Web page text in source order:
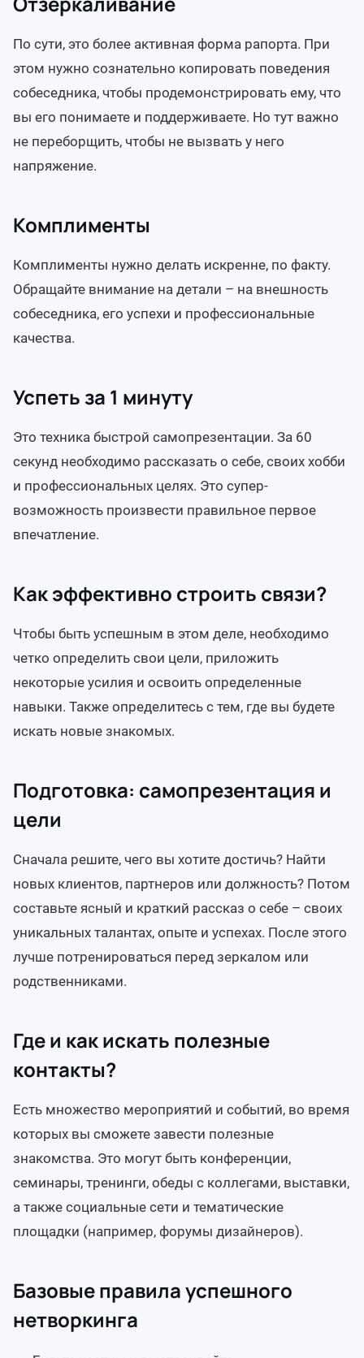
По сути, это более активная форма рапорта. При
этом нужно сознательно копировать поведения
собеседника, чтобы продемонстрировать ему, что
вы его понимаете и поддерживаете. Но тут важно
не переборщить, чтобы не вызвать у него
напряжение.
Комплименты
Комплименты нужно делать искренне, по факту.
Обращайте внимание на детали – на внешность
собеседника, его успехи и профессиональные
качества.
Успеть за 1 минуту
Это техника быстрой самопрезентации. За 60
секунд необходимо рассказать о себе, своих хобби
и профессиональных целях. Это супер-
возможность произвести правильное первое
впечатление.
Как эффективно строить связи?
Чтобы быть успешным в этом деле, необходимо
четко определить свои цели, приложить
некоторые усилия и освоить определенные
навыки. Также определитесь с тем, где вы будете
искать новые знакомых.
Подготовка: самопрезентация и
цели
Сначала решите, чего вы хотите достичь? Найти
новых клиентов, партнеров или должность? Потом
составьте ясный и краткий рассказ о себе – своих
уникальных талантах, опыте и успехах. После этого
лучше потренироваться перед зеркалом или
родственниками.
Где и как искать полезные
контакты?
Есть множество мероприятий и событий, во время
которых вы сможете завести полезные
знакомства. Это могут быть конференции,
семинары, тренинги, обеды с коллегами, выставки,
а также социальные сети и тематические
площадки (например, форумы дизайнеров).
Базовые правила успешного
нетворкинга